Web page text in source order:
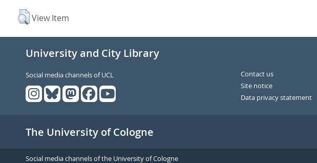
View Item
University and City Library
Social media channels of UCL
Contact us
Site notice
Data privacy statement
The University of Cologne
Social media channels of the University of Cologne